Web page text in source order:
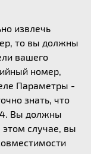
извлечь
то вы должны
вашего
номер,
Параметры -
знать, что
4. Вы должны
этом случае, вы